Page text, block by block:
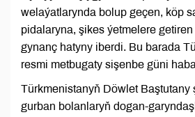
welaýatlarynda bolup geçen, köp
pidalaryna, şikes ýetmelere
gynanç hatyny iberdi. Bu barada
resmi metbugaty sişenbe güni
Türkmenistanyň Döwlet Baştutany
gurban bolanlaryň dogan-